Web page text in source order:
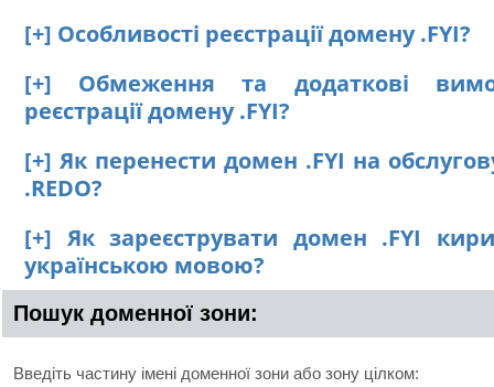
[+] Особливості реєстрації домену .FYI?
[+] Обмеження та додаткові
реєстрації домену .FYI?
[+] Як перенести домен .FYI на
.REDO?
[+] Як зареєструвати домен .FYI
українською мовою?
Пошук доменної зони:
Введіть частину імені доменної зони або зону цілком: